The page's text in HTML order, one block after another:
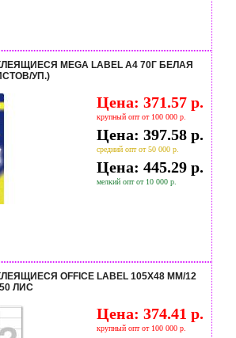
MEGA LABEL А4 70Г БЕЛАЯ
УП.)
Цена: 371.57 р.
крупный опт от 100 000 р.
Цена: 397.58 р.
средний опт от 50 000 р.
Цена: 445.29 р.
мелкий опт от 10 000 р.
OFFICE LABEL 105Х48 ММ/12
ЛИС
Цена: 374.41 р.
крупный опт от 100 000 р.